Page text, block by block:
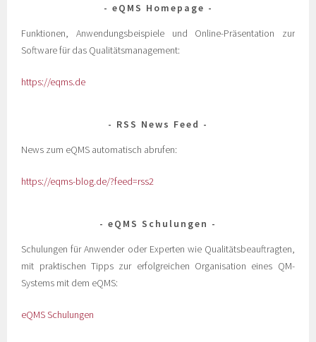
eQMS Homepage
Funktionen, Anwendungsbeispiele und Online-Präsentation zur
Software für das Qualitätsmanagement:
https://eqms.de
RSS News Feed
News zum eQMS automatisch abrufen:
https://eqms-blog.de/?feed=rss2
eQMS Schulungen
Schulungen für Anwender oder Experten wie Qualitätsbeauftragten,
mit praktischen Tipps zur erfolgreichen Organisation eines QM-
Systems mit dem eQMS:
eQMS Schulungen